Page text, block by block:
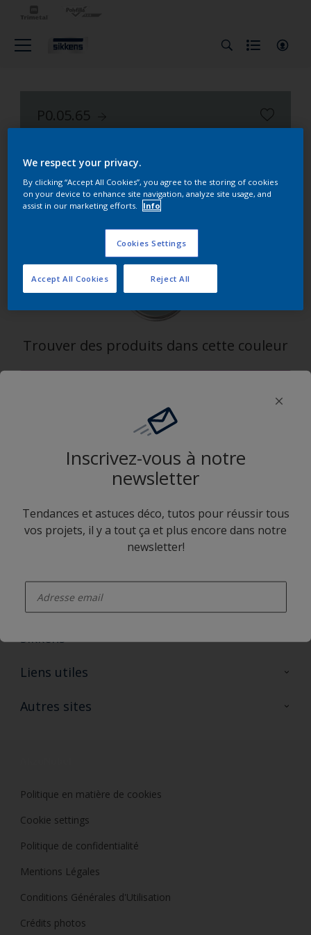
P0.05.65
Trouver des produits dans cette couleur
Inscrivez-vous à notre
newsletter
Tendances et astuces déco, tutos pour réussir tous
vos projets, il y a tout ça et plus encore dans notre
newsletter!
Application Sikkens Expert
Suivez Sikkens
Sikkens
A propos de Sikkens
Liens utiles
Ouvrir un magasin PASS
Autres sites
Politique en matière de cookies
Cookie settings
Politique de confidentialité
Mentions Légales
Conditions Générales d'Utilisation
Crédits photos
We respect your privacy.
By clicking “Accept All Cookies”, you agree to the storing of cookies
on your device to enhance site navigation, analyze site usage, and
assist in our marketing efforts.
Info
Cookies Settings
Reject All
Accept All Cookies